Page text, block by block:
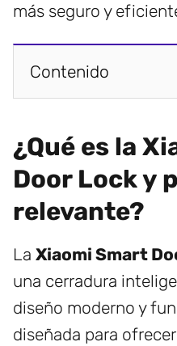
más seguro y
Contenido
¿Qué es la
Door Lock y
relevante?
La Xiaomi Smart
una cerradura
diseño moderno y
diseñada para